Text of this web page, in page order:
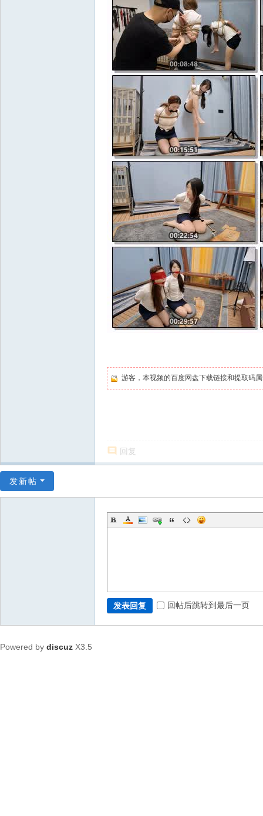
游客，本视频的百度网盘下载链接和提取码
回复
发新帖
发表回复 回帖后跳转到最后一页
Powered by discuz X3.5